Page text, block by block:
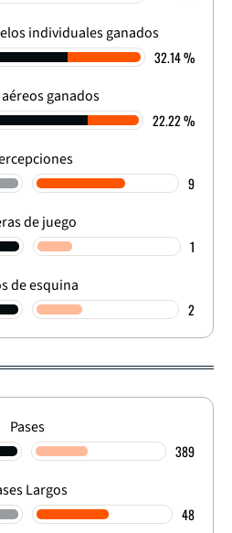
individuales ganados
32.14 %
ganados
22.22 %
9
de juego
1
de esquina
2
Pases
389
Largos
48